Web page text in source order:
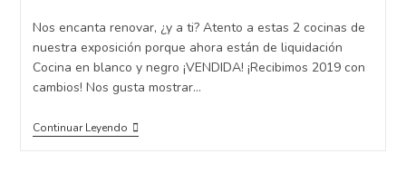
Nos encanta renovar, ¿y a ti? Atento a estas 2 cocinas de
nuestra exposición porque ahora están de liquidación
Cocina en blanco y negro ¡VENDIDA! ¡Recibimos 2019 con
cambios! Nos gusta mostrar…
Continuar Leyendo